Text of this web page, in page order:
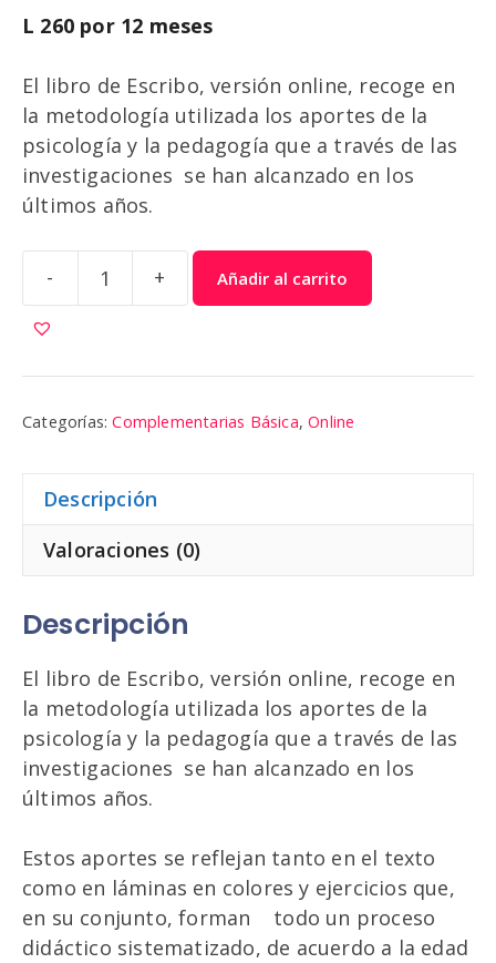
L 260 por 12 meses
El libro de Escribo, versión online, recoge en
la metodología utilizada los aportes de la
psicología y la pedagogía que a través de las
investigaciones se han alcanzado en los
últimos años.
-
Escribo
Colibri
cantidad
+ Añadir al carrito
Categorías:Complementarias Básica,Online
Descripción
Valoraciones (0)
Descripción
El libro de Escribo, versión online, recoge en
la metodología utilizada los aportes de la
psicología y la pedagogía que a través de las
investigaciones se han alcanzado en los
últimos años.
Estos aportes se reflejan tanto en el texto
como en láminas en colores y ejercicios que,
en su conjunto, forman todo un proceso
didáctico sistematizado, de acuerdo a la edad